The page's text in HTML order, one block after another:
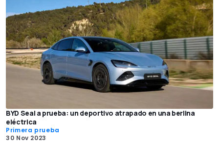
BYD Seal a prueba: un deportivo atrapado en una berlina
eléctrica
Primera prueba
30 Nov 2023